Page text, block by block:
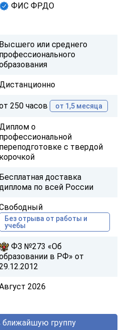
ФИС ФРДО
Высшего или среднего
профессионального
Дистанционно
250 часов от 1,5 месяца
Диплом о
профессиональной
переподготовке с твердой
корочкой
Бесплатная доставка
диплома по всей России
Без отрыва от работы и
учебы
ФЗ №273 «Об
в РФ» от
2026
ближайшую группу